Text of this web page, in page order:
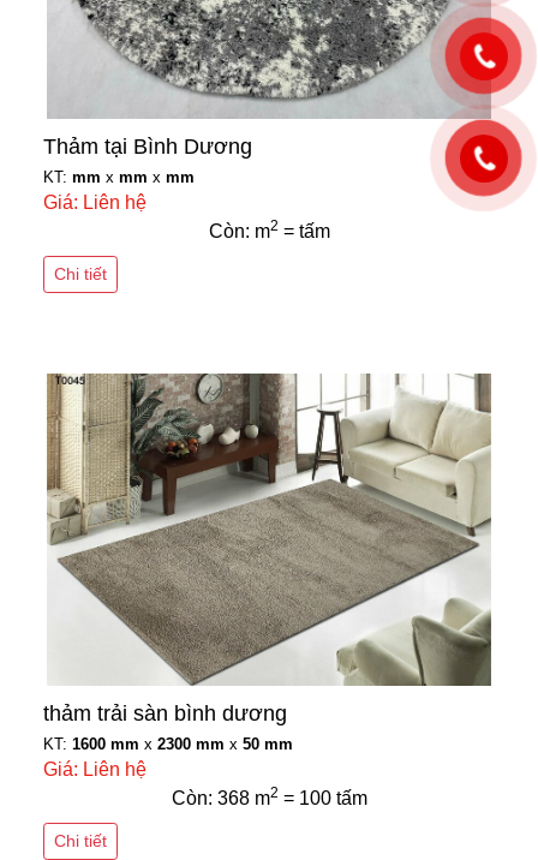
Thảm tại Bình Dương
KT: mm x mm x mm
Giá: Liên hệ
Còn: m2 = tấm
Chi tiết
thảm trải sàn bình dương
KT: 1600 mm x 2300 mm x 50 mm
Giá: Liên hệ
Còn: 368 m2 = 100 tấm
Chi tiết